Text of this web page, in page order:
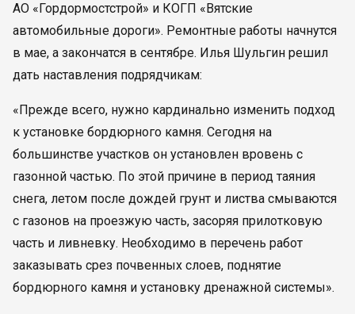
АО «Гордормостстрой» и КОГП «Вятские
автомобильные дороги». Ремонтные работы начнутся
в мае, а закончатся в сентябре. Илья Шульгин решил
дать наставления подрядчикам:
«Прежде всего, нужно кардинально изменить подход
к установке бордюрного камня. Сегодня на
большинстве участков он установлен вровень с
газонной частью. По этой причине в период таяния
снега, летом после дождей грунт и листва смываются
с газонов на проезжую часть, засоряя прилотковую
часть и ливневку. Необходимо в перечень работ
заказывать срез почвенных слоев, поднятие
бордюрного камня и установку дренажной системы».